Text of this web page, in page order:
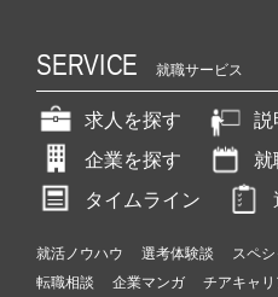
SERVICE 就職サービス
求人を探す
説
企業を探す
就
タイムライン
就活ノウハウ 選考体験談 スペ
転職相談
企業マンガ チアキャ